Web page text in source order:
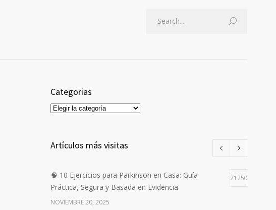
Categorias
Categorias
Artículos más visitas
🧠 10 Ejercicios para Parkinson en Casa: Guía
Práctica, Segura y Basada en Evidencia
21250
NOVIEMBRE 20, 2025